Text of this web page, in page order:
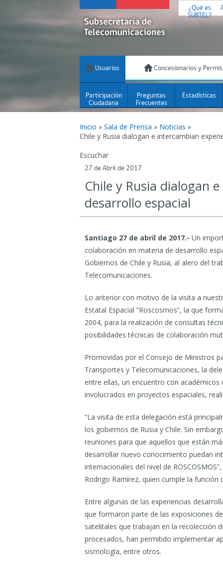
¿Qué es
SUBTEL?
Usuarios Concesionarios y
Participación
Ciudadana
Preguntas
Frecuentes
Estadísticas
Inicio » Sala de Prensa » Noticias »
Chile y Rusia dialogan e intercambian
Escuchar
27 de Abril de 2017
Chile y Rusia dialogan
desarrollo espacial
Santiago 27 de abril de 2017.- Un
colaboración en materia de desarrollo
Gobiernos de Chile y Rusia, al alero del
Telecomunicaciones.
Lo anterior con motivo de la visita a
Estatal Espacial “Roscosmos”, la que
2004, para la realización de consultas
posibilidades técnicas de colaboración
Promovidas por el Consejo de Ministros
Transportes y Telecomunicaciones, la
entre ellas, un encuentro con
involucrados en proyectos espaciales,
“La visita de esta delegación está
los gobiernos de Rusia y Chile. Sin
reuniones para que aquellos que están
desarrollar nuevo conocimiento puedan
internacionales del nivel de
Rodrigo Ramírez, quien cumple la
Entre algunas de las experiencias
que formaron parte de las exposiciones
satelitales que trabajan en la recolección
procesados, han permitido implementar
sismología, entre otros.